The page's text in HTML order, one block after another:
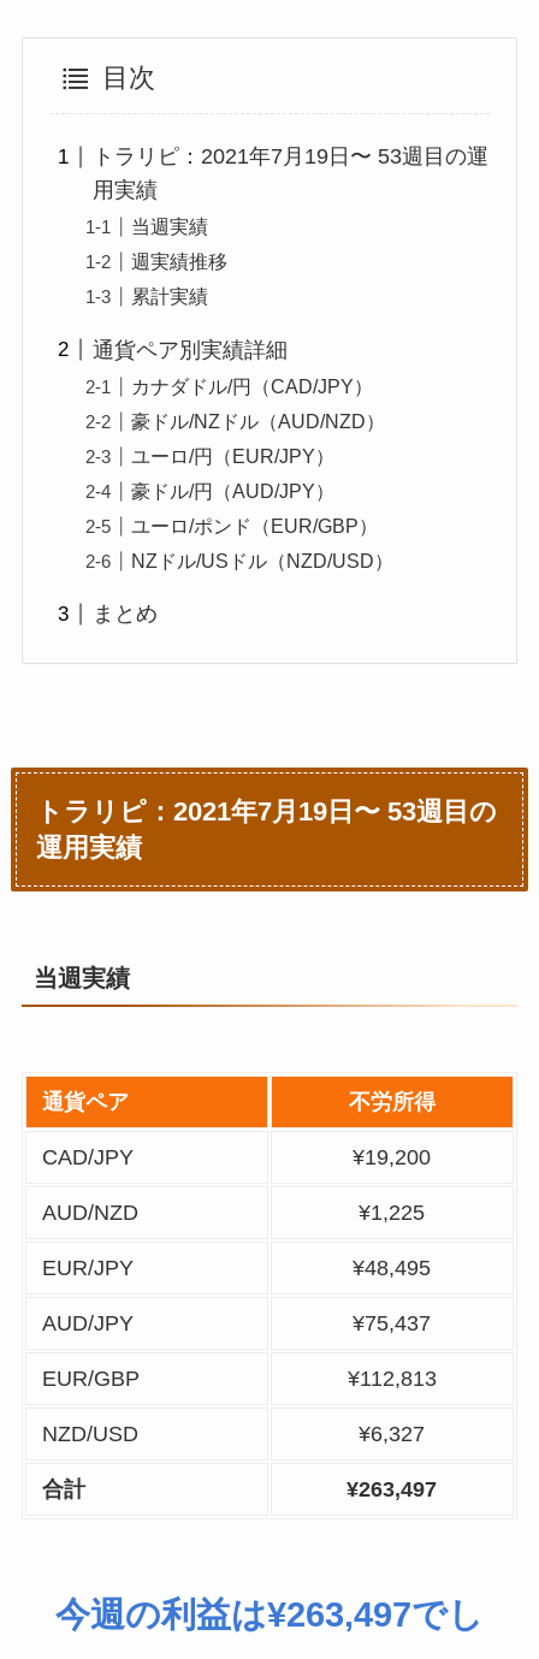
目次
トラリピ：2021年7月19日〜 53週目の運
用実績
当週実績
週実績推移
累計実績
通貨ペア別実績詳細
カナダドル/円（CAD/JPY）
豪ドル/NZドル（AUD/NZD）
ユーロ/円（EUR/JPY）
豪ドル/円（AUD/JPY）
ユーロ/ポンド（EUR/GBP）
NZドル/USドル（NZD/USD）
まとめ
トラリピ：2021年7月19日〜 53週目の
運用実績
当週実績
通貨ペア 不労所得
CAD/JPY ¥19,200
AUD/NZD ¥1,225
EUR/JPY ¥48,495
AUD/JPY ¥75,437
EUR/GBP ¥112,813
NZD/USD ¥6,327
合計 ¥263,497
今週の利益は¥263,497でし